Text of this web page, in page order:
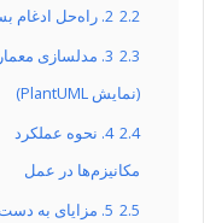
2.2 2. راه‌حل ادغام بسته
2.3
3. مدلسازی معماری
(نمایش PlantUML)
2.4
4. نحوه عملکرد
مکانیزم‌ها در عمل
2.5
5. مزایای به دست